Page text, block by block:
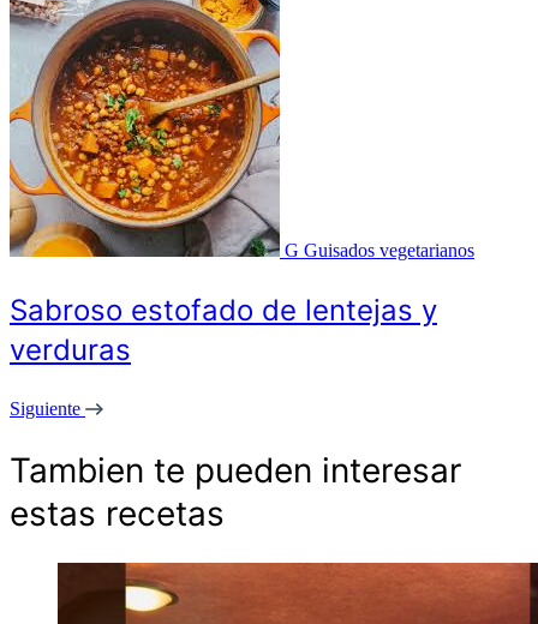
G Guisados vegetarianos
Sabroso estofado de lentejas y
verduras
Siguiente
Tambien te pueden interesar
estas recetas